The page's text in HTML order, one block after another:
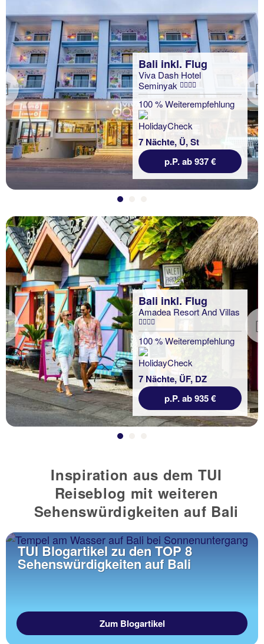
Previous
Bali inkl. Flug
Viva Dash Hotel
Seminyak
100 % Weiterempfehlung
7 Nächte, Ü, St
p.P. ab 937 €
Previous
Bali inkl. Flug
Amadea Resort And Villas
100 % Weiterempfehlung
7 Nächte, ÜF, DZ
p.P. ab 935 €
Inspiration aus dem TUI
Reiseblog mit weiteren
Sehenswürdigkeiten auf Bali
TUI Blogartikel zu den TOP 8
Sehenswürdigkeiten auf Bali
Zum Blogartikel